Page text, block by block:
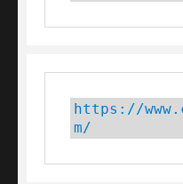
https://
m/